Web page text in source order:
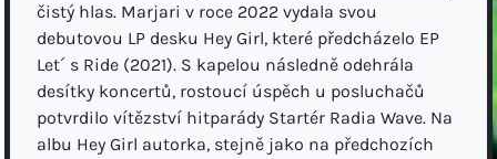
čistý hlas. Marjari v roce 2022 vydala svou
debutovou LP desku Hey Girl, které předcházelo EP
Let´ s Ride (2021). S kapelou následně odehrála
desítky koncertů, rostoucí úspěch u posluchačů
potvrdilo vítězství hitparády Startér Radia Wave. Na
albu Hey Girl autorka, stejně jako na předchozích